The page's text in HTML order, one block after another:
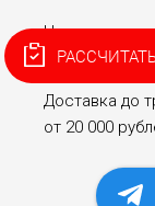
Нанесение
оборудовании
Доставка до
от 20 000